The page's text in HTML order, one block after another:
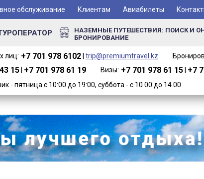
обслуживание Клиентам Авиабилеты
НАЗЕМНЫЕ ПУТЕШЕСТВИЯ: ПОИСК И
БРОНИРОВАНИЕ
лиц: +7 701 978 6102‬ trip@premiumtravel.kz
15 +7 701 978 61 19 Визы: +7 701 978 61 15 +7
- пятница с 10:00 до 19:00, суббота - с 10.00 до 14.00